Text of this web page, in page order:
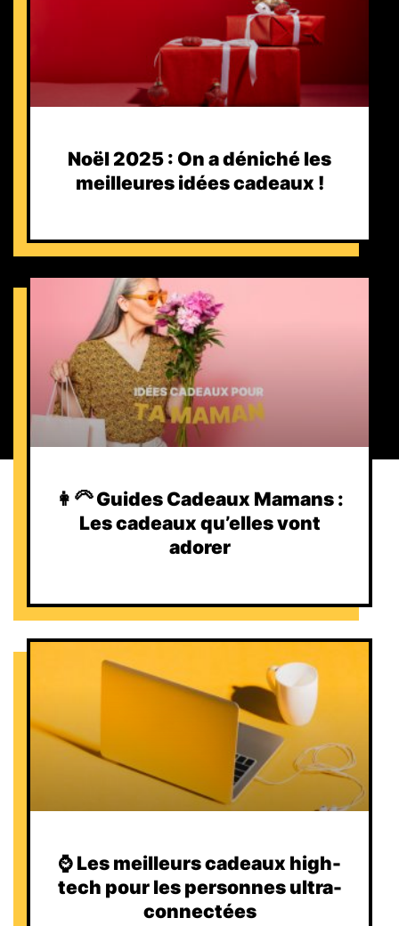
Noël 2025 : On a déniché les
meilleures idées cadeaux !
👩‍🦳 Guides Cadeaux Mamans :
Les cadeaux qu’elles vont
adorer
⌚️ Les meilleurs cadeaux high-
tech pour les personnes ultra-
connectées